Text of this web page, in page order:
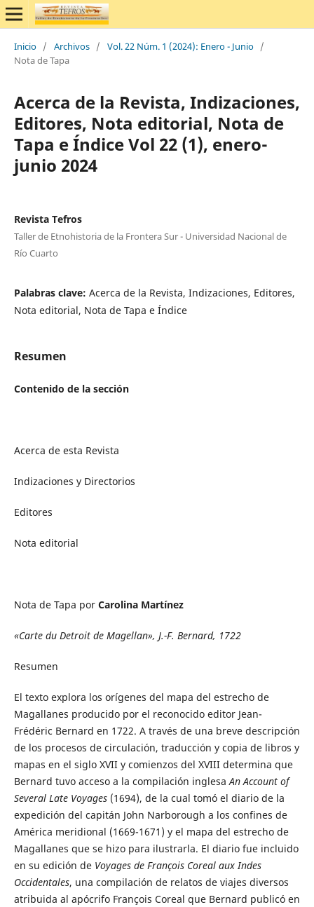
Inicio / Archivos / Vol. 22 Núm. 1 (2024): Enero - Junio /
Nota de Tapa
Acerca de la Revista, Indizaciones,
Editores, Nota editorial, Nota de
Tapa e Índice Vol 22 (1), enero-
junio 2024
Revista Tefros
Taller de Etnohistoria de la Frontera Sur - Universidad Nacional de
Río Cuarto
Palabras clave: Acerca de la Revista, Indizaciones, Editores,
Nota editorial, Nota de Tapa e Índice
Resumen
Contenido de la sección
Acerca de esta Revista
Indizaciones y Directorios
Editores
Nota editorial
Nota de Tapa por Carolina Martínez
«Carte du Detroit de Magellan», J.-F. Bernard, 1722
Resumen
El texto explora los orígenes del mapa del estrecho de
Magallanes producido por el reconocido editor Jean-
Frédéric Bernard en 1722. A través de una breve descripción
de los procesos de circulación, traducción y copia de libros y
mapas en el siglo XVII y comienzos del XVIII determina que
Bernard tuvo acceso a la compilación inglesaAn Account of
Several Late Voyages(1694), de la cual tomó el diario de la
expedición del capitán John Narborough a los confines de
América meridional (1669-1671) y el mapa del estrecho de
Magallanes que se hizo para ilustrarla. El diario fue incluido
en su edición de Voyages de François Coreal aux Indes
Occidentales, una compilación de relatos de viajes diversos
atribuida al apócrifo François Coreal que Bernard publicó en